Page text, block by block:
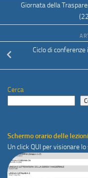
Giornata della
Ciclo di
Cerca
Schermo orario delle lezioni
Un click QUI per visionare lo